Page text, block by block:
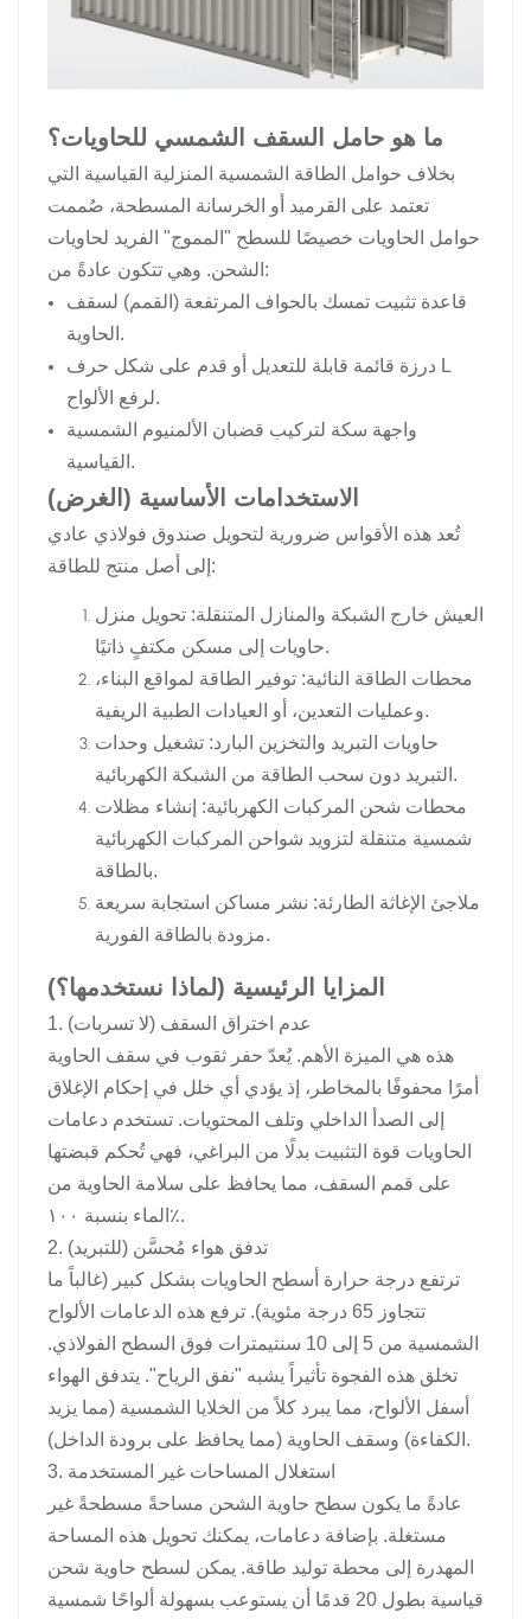
ما هو حامل السقف الشمسي للحاويات؟
بخلاف حوامل الطاقة الشمسية المنزلية القياسية التي
تعتمد على القرميد أو الخرسانة المسطحة، صُممت
حوامل الحاويات خصيصًا للسطح "المموج" الفريد لحاويات
الشحن. وهي تتكون عادةً من:
قاعدة تثبيت تمسك بالحواف المرتفعة (القمم) لسقف
الحاوية.
درزة قائمة قابلة للتعديل أو قدم على شكل حرف L
لرفع الألواح.
واجهة سكة لتركيب قضبان الألمنيوم الشمسية
القياسية.
الاستخدامات الأساسية (الغرض)
تُعد هذه الأقواس ضرورية لتحويل صندوق فولاذي عادي
إلى أصل منتج للطاقة:
العيش خارج الشبكة والمنازل المتنقلة: تحويل منزل
حاويات إلى مسكن مكتفٍ ذاتيًا.
محطات الطاقة النائية: توفير الطاقة لمواقع البناء،
وعمليات التعدين، أو العيادات الطبية الريفية.
حاويات التبريد والتخزين البارد: تشغيل وحدات
التبريد دون سحب الطاقة من الشبكة الكهربائية.
محطات شحن المركبات الكهربائية: إنشاء مظلات
شمسية متنقلة لتزويد شواحن المركبات الكهربائية
بالطاقة.
ملاجئ الإغاثة الطارئة: نشر مساكن استجابة سريعة
مزودة بالطاقة الفورية.
المزايا الرئيسية (لماذا نستخدمها؟)
1. عدم اختراق السقف (لا تسربات)
هذه هي الميزة الأهم. يُعدّ حفر ثقوب في سقف الحاوية
أمرًا محفوفًا بالمخاطر، إذ يؤدي أي خلل في إحكام الإغلاق
إلى الصدأ الداخلي وتلف المحتويات. تستخدم دعامات
الحاويات قوة التثبيت بدلًا من البراغي، فهي تُحكم قبضتها
على قمم السقف، مما يحافظ على سلامة الحاوية من
الماء بنسبة ١٠٠٪.
2. تدفق هواء مُحسَّن (للتبريد)
ترتفع درجة حرارة أسطح الحاويات بشكل كبير (غالباً ما
تتجاوز 65 درجة مئوية). ترفع هذه الدعامات الألواح
الشمسية من 5 إلى 10 سنتيمترات فوق السطح الفولاذي.
تخلق هذه الفجوة تأثيراً يشبه "نفق الرياح". يتدفق الهواء
أسفل الألواح، مما يبرد كلاً من الخلايا الشمسية (مما يزيد
الكفاءة) وسقف الحاوية (مما يحافظ على برودة الداخل).
3. استغلال المساحات غير المستخدمة
عادةً ما يكون سطح حاوية الشحن مساحةً مسطحةً غير
مستغلة. بإضافة دعامات، يمكنك تحويل هذه المساحة
المهدرة إلى محطة توليد طاقة. يمكن لسطح حاوية شحن
قياسية بطول 20 قدمًا أن يستوعب بسهولة ألواحًا شمسية